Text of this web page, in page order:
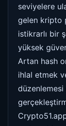
seviyelere
gelen kripto
istikrarlı bir
yüksek
Artan hash
ihlal etmek
düzenlemesi